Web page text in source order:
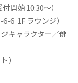
開始 10:30～）
6 1F ラウンジ）
キャラクター／俳
）